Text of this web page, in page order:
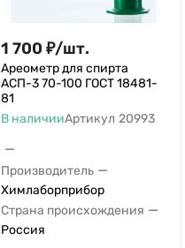
1 700 ₽/шт.
Ареометр для спирта
АСП-3 70-100 ГОСТ 18481-
81
В наличииАртикул 20993
—
Производитель —
Химлаборприбор
Страна происхождения —
Россия